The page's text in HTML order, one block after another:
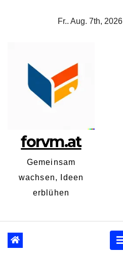
Fr.. Aug. 7th, 2026
forvm.at
Gemeinsam
wachsen, Ideen
erblühen